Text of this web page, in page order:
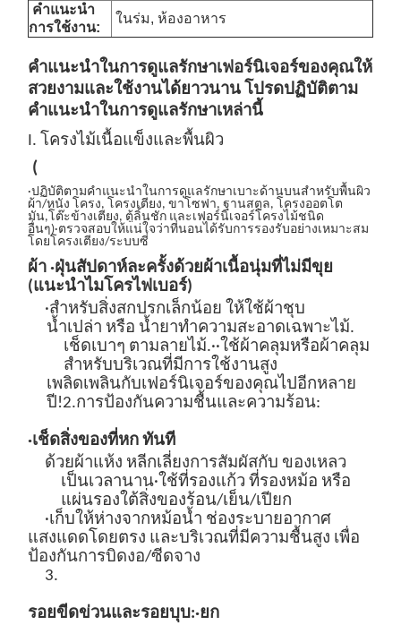
คำแนะนำ
การใช้งาน:
ในร่ม, ห้องอาหาร
คำแนะนำ ในการดูแลรักษาเฟอร์นิเจอร์ของคุณให้
สวยงามและใช้งานได้ยาวนาน โปรดปฏิบัติตาม
คำแนะนำในการดูแลรักษาเหล่านี้
I. โครงไม้เนื้อแข็งและพื้นผิว
(
·ปฏิบัติตามคำแนะนำในการดูแลรักษาเบาะด้านบนสำหรับพื้นผิว
ผ้า/หนัง โครง, โครงเตียง, ขาโซฟา, ฐานสตูล, โครงออตโต
มัน,โต๊ะข้างเตียง, ตู้ลิ้นชัก และเฟอร์นิเจอร์โครงไม้ชนิด
อื่นๆ)·ตรวจสอบให้แน่ใจว่าที่นอนได้รับการรองรับอย่างเหมาะสม
โดยโครงเตียง/ระบบซี่
ผ้า ·ฝุ่นสัปดาห์ละครั้งด้วยผ้าเนื้อนุ่มที่ไม่มีขุย
(แนะนำไมโครไฟเบอร์)
·สำหรับสิ่งสกปรกเล็กน้อย ให้ใช้ผ้าชุบ
น้ำเปล่า หรือ น้ำยาทำความสะอาดเฉพาะไม้.
เช็ดเบาๆ ตามลายไม้.··ใช้ผ้าคลุมหรือผ้าคลุม
สำหรับบริเวณที่มีการใช้งานสูง
เพลิดเพลินกับเฟอร์นิเจอร์ของคุณไปอีกหลาย
ปี!2.การป้องกันความชื้นและความร้อน:
·เช็ดสิ่งของที่หก ทันที
ด้วยผ้าแห้ง หลีกเลี่ยงการสัมผัสกับ ของเหลว
เป็นเวลานาน·ใช้ที่รองแก้ว ที่รองหม้อ หรือ
แผ่นรองใต้สิ่งของร้อน/เย็น/เปียก
·เก็บให้ห่างจากหม้อน้ำ ช่องระบายอากาศ
แสงแดดโดยตรง และบริเวณที่มีความชื้นสูง เพื่อ
ป้องกันการบิดงอ/ซีดจาง
3.
รอยขีดข่วนและรอยบุบ:·ยก